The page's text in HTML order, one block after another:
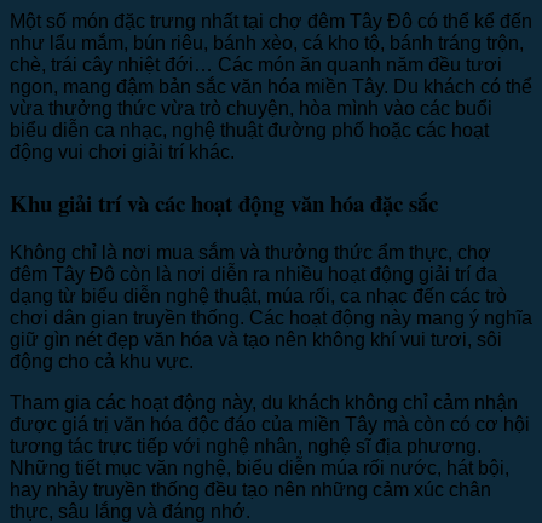
Một số món đặc trưng nhất tại chợ đêm Tây Đô có thể kể đến
như lẩu mắm, bún riêu, bánh xèo, cá kho tộ, bánh tráng trộn,
chè, trái cây nhiệt đới… Các món ăn quanh năm đều tươi
ngon, mang đậm bản sắc văn hóa miền Tây. Du khách có thể
vừa thưởng thức vừa trò chuyện, hòa mình vào các buổi
biểu diễn ca nhạc, nghệ thuật đường phố hoặc các hoạt
động vui chơi giải trí khác.
Khu giải trí và các hoạt động văn hóa đặc sắc
Không chỉ là nơi mua sắm và thưởng thức ẩm thực, chợ
đêm Tây Đô còn là nơi diễn ra nhiều hoạt động giải trí đa
dạng từ biểu diễn nghệ thuật, múa rối, ca nhạc đến các trò
chơi dân gian truyền thống. Các hoạt động này mang ý nghĩa
giữ gìn nét đẹp văn hóa và tạo nên không khí vui tươi, sôi
động cho cả khu vực.
Tham gia các hoạt động này, du khách không chỉ cảm nhận
được giá trị văn hóa độc đáo của miền Tây mà còn có cơ hội
tương tác trực tiếp với nghệ nhân, nghệ sĩ địa phương.
Những tiết mục văn nghệ, biểu diễn múa rối nước, hát bội,
hay nhảy truyền thống đều tạo nên những cảm xúc chân
thực, sâu lắng và đáng nhớ.